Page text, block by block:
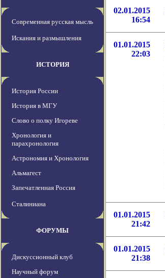
Современная русская мысль
Искания и размышления
ИСТОРИЯ
История России
История в МГУ
Слово о полку Игореве
Хронология и
парахронология
Астрономия и Хронология
Альмагест
Запечатленная Россия
Сталиниана
ФОРУМЫ
Дискуссионный клуб
Научный форум
02.01.2015
16:54
01.01.2015
22:03
01.01.2015
21:42
01.01.2015
21:38